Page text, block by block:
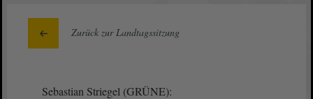
Zurück zur Landtagssitzung
Sebastian Striegel (GRÜNE):